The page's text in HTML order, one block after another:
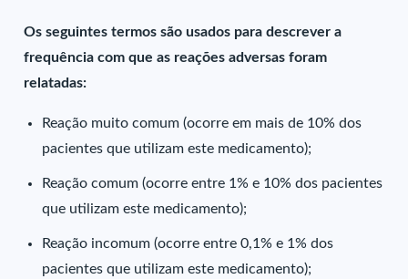
Os seguintes termos são usados para descrever a
frequência com que as reações adversas foram
relatadas:
Reação muito comum (ocorre em mais de 10% dos
pacientes que utilizam este medicamento);
Reação comum (ocorre entre 1% e 10% dos pacientes
que utilizam este medicamento);
Reação incomum (ocorre entre 0,1% e 1% dos
pacientes que utilizam este medicamento);